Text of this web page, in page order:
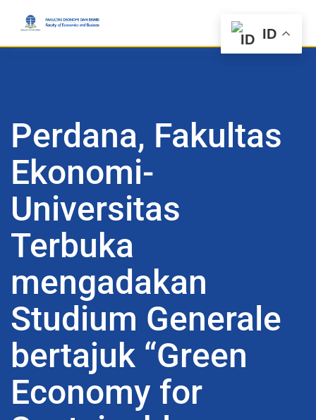
Perdana, Fakultas
Ekonomi-
Universitas
Terbuka
mengadakan
Studium Generale
bertajuk “Green
Economy for
ID